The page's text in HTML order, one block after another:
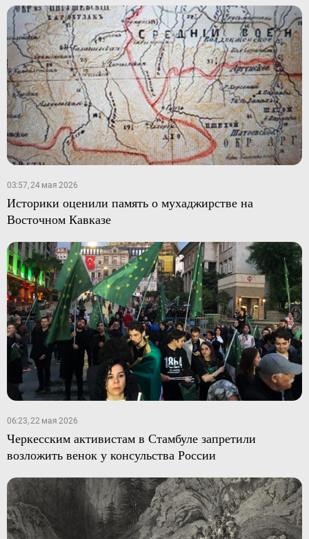
03:57, 24 мая 2026
Историки оценили память о мухаджирстве на
Восточном Кавказе
06:23, 22 мая 2026
Черкесским активистам в Стамбуле запретили
возложить венок у консульства России